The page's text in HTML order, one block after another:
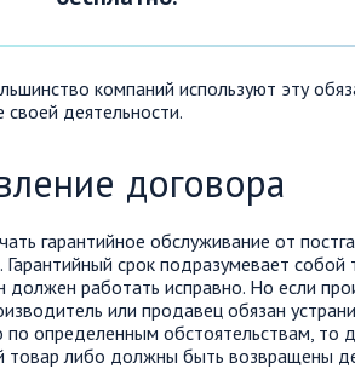
компаний используют эту
своей деятельности.
договора
гарантийное обслуживание от
срок подразумевает
должен работать исправно. Но если
или продавец обязан
определенным обстоятельствам, то
товар либо должны быть возвращены